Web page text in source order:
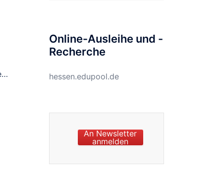
Online-Ausleihe und -
Recherche
hessen.edupool.de
An Newsletter
anmelden